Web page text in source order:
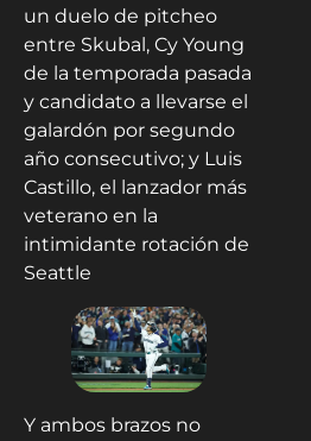
un duelo de pitcheo
entre Skubal, Cy Young
de la temporada pasada
y candidato a llevarse el
galardón por segundo
año consecutivo; y Luis
Castillo, el lanzador más
veterano en la
intimidante rotación de
Seattle
Y ambos brazos no